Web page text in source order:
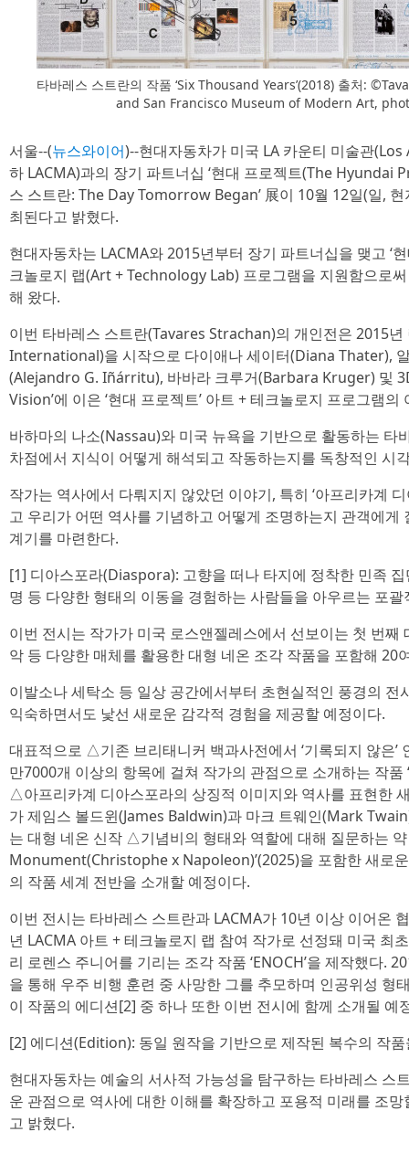
타바레스 스트란의 작품 ‘Six Thousand Years’(2018) 출처:
and San Francisco Museum of Modern Art,
서울--(뉴스와이어)--현대자동차가 미국 LA 카운티 미술관
하 LACMA)과의 장기 파트너십 ‘현대 프로젝트(The Hyundai
스 스트란: The Day Tomorrow Began’ 展이 10월 12일(일,
최된다고 밝혔다.
현대자동차는 LACMA와 2015년부터 장기 파트너십을 맺고 ‘
크놀로지 랩(Art + Technology Lab) 프로그램을 지원함으로
해 왔다.
이번 타바레스 스트란(Tavares Strachan)의 개인전은 2015
International)을 시작으로 다이애나 세이터(Diana Thater),
(Alejandro G. Iñárritu), 바바라 크루거(Barbara Kruger) 및
Vision’에 이은 ‘현대 프로젝트’ 아트 + 테크놀로지 프로그램의
바하마의 나소(Nassau)와 미국 뉴욕을 기반으로 활동하는 타
차점에서 지식이 어떻게 해석되고 작동하는지를 독창적인 시
작가는 역사에서 다뤄지지 않았던 이야기, 특히 ‘아프리카계
고 우리가 어떤 역사를 기념하고 어떻게 조명하는지 관객에
계기를 마련한다.
[1] 디아스포라(Diaspora): 고향을 떠나 타지에 정착한 민족 집
명 등 다양한 형태의 이동을 경험하는 사람들을 아우르는 포
이번 전시는 작가가 미국 로스앤젤레스에서 선보이는 첫 번째
악 등 다양한 매체를 활용한 대형 네온 조각 작품을 포함해 20
이발소나 세탁소 등 일상 공간에서부터 초현실적인 풍경의
익숙하면서도 낯선 새로운 감각적 경험을 제공할 예정이다.
대표적으로 △기존 브리태니커 백과사전에서 ‘기록되지 않은’
만7000개 이상의 항목에 걸쳐 작가의 관점으로 소개하는 작
△아프리카계 디아스포라의 상징적 이미지와 역사를 표현한
가 제임스 볼드윈(James Baldwin)과 마크 트웨인(Mark
는 대형 네온 신작 △기념비의 형태와 역할에 대해 질문하는 약
Monument(Christophe x Napoleon)’(2025)을 포함한 새로
의 작품 세계 전반을 소개할 예정이다.
이번 전시는 타바레스 스트란과 LACMA가 10년 이상 이어온
년 LACMA 아트 + 테크놀로지 랩 참여 작가로 선정돼 미국 최
리 로렌스 주니어를 기리는 조각 작품 ‘ENOCH’을 제작했다.
을 통해 우주 비행 훈련 중 사망한 그를 추모하며 인공위성 형
이 작품의 에디션[2] 중 하나 또한 이번 전시에 함께 소개될 예
[2] 에디션(Edition): 동일 원작을 기반으로 제작된 복수의 작
현대자동차는 예술의 서사적 가능성을 탐구하는 타바레스 스
운 관점으로 역사에 대한 이해를 확장하고 포용적 미래를 조
고 밝혔다.